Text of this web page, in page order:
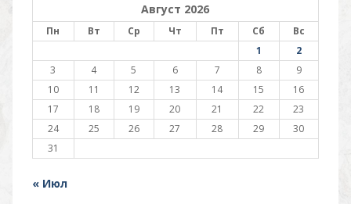
Август 2026
Пн Вт Ср Чт Пт Сб
Вс
1
2
3
4 5 6 7 8
9
10
11 12 13 14 15
16
17
18 19 20 21 22
23
24
25 26 27 28 29
30
31
« Июл